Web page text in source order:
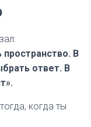
В
ответ. В
когда ты